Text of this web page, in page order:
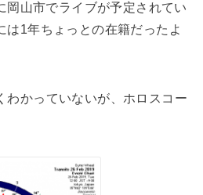
岡山市でライブが予定されてい
は1年ちょっとの在籍だったよ
わかっていないが、ホロスコー